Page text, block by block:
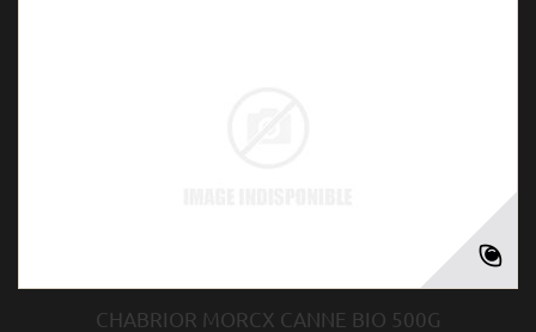
CHABRIOR MORCX CANNE BIO 500G